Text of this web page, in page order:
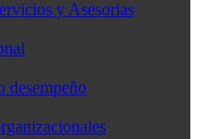
y Asesorias
desempeño